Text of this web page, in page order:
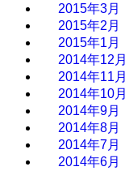
2015年3月
2015年2月
2015年1月
2014年12月
2014年11月
2014年10月
2014年9月
2014年8月
2014年7月
2014年6月